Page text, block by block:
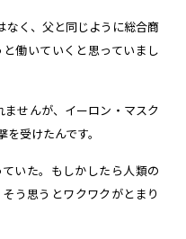
なく、父と同じように総合商
働いていくと思っていまし
せんが、イーロン・マスク
受けたんです。
いた。もしかしたら人類の
う思うとワクワクがとまり